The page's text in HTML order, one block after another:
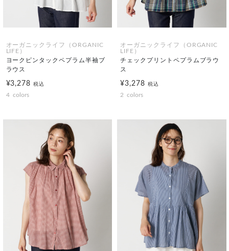
オーガニックライフ（ORGANIC
LIFE）
ヨークピンタックペプラム半袖ブ
ラウス
¥3,278税込
4 colors
オーガニックライフ（ORGANIC
LIFE）
チェックプリントペプラムブラウ
ス
¥3,278 税込
2 colors